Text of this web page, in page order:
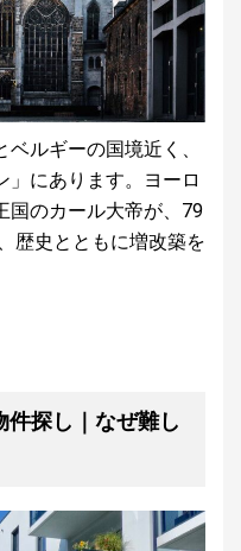
ルギーの国境近く、
」にあります。ヨーロ
国のカール大帝が、79
歴史とともに増改築を
件探し｜なぜ難し